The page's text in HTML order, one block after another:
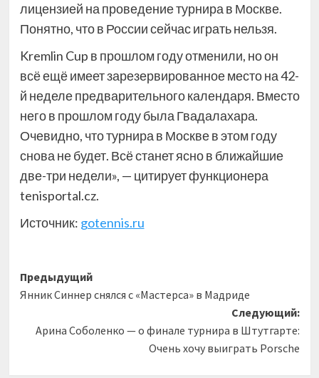
лицензией на проведение турнира в Москве.
Понятно, что в России сейчас играть нельзя.
Kremlin Cup в прошлом году отменили, но он
всё ещё имеет зарезервированное место на 42-
й неделе предварительного календаря. Вместо
него в прошлом году была Гвадалахара.
Очевидно, что турнира в Москве в этом году
снова не будет. Всё станет ясно в ближайшие
две-три недели», — цитирует функционера
tenisportal.cz.
Источник: gotennis.ru
Навигация
записи
Предыдущий
Янник Синнер снялся с «Мастерса» в Мадриде
Следующий:
Арина Соболенко — о финале турнира в Штутгарте:
Очень хочу выиграть Porsche